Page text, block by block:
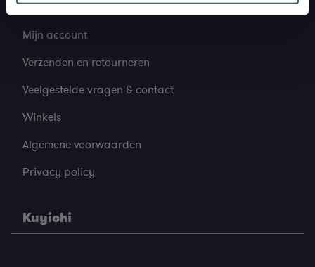
Mijn account
Verzenden en retourneren
Veelgestelde vragen & contact
Winkels
Algemene voorwaarden
Privacy policy
Kuyichi